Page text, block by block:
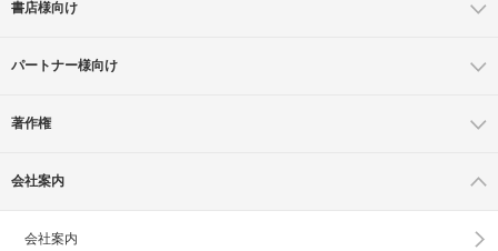
書店様向け
パートナー様向け
著作権
会社案内
会社案内